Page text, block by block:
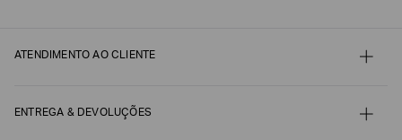
ATENDIMENTO AO CLIENTE
Minha conta
ENTREGA & DEVOLUÇÕES